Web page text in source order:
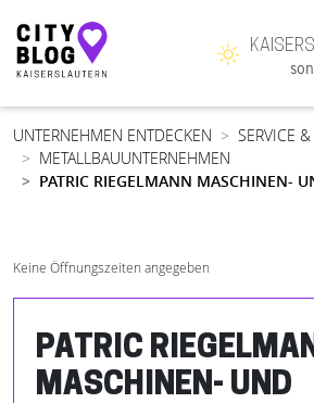
Hauptnavigation
UNTERNEHMEN ENTDECKEN
SERVICE
METALLBAUUNTERNEHMEN
PATRIC RIEGELMANN MASCHINEN-
Keine Öffnungszeiten angegeben
PATRIC
MASCHINEN- UND